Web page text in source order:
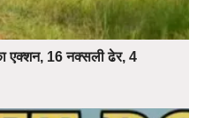
एक्शन, 16 नक्सली ढेर, 4